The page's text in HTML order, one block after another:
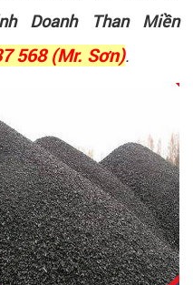
Doanh Than Miền
568 (Mr. Sơn).